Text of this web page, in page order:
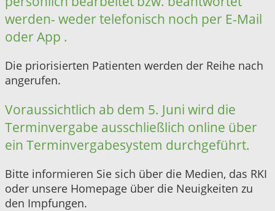
werden- weder telefonisch noch per E-Mail
oder App .
Die priorisierten Patienten werden der Reihe nach
angerufen.
Voraussichtlich ab dem 5. Juni wird die
Terminvergabe ausschließlich online über
ein Terminvergabesystem durchgeführt.
Bitte informieren Sie sich über die Medien, das RKI
oder unsere Homepage über die Neuigkeiten zu
den Impfungen.